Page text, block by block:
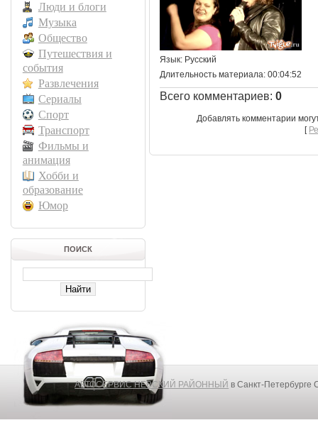
Люди и блоги
Музыка
Общество
Путешествия и
события
Развлечения
Сериалы
Спорт
Транспорт
Фильмы и
анимация
Хобби и
образование
Юмор
ПОИСК
Язык: Русский
Длительность материала: 00:04:52
Всего комментариев: 0
Добавлять комментарии
[
АВТОСЕРВИС НЕВСКИЙ РАЙОННЫЙ в Санкт-Петербурге